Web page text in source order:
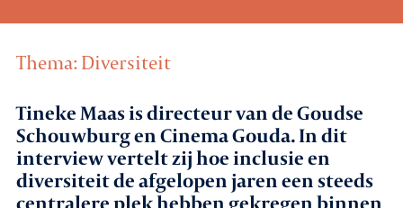
Netwerk & service
Lid worden
Thema: Diversiteit
Tineke Maas is directeur van de Goudse
Schouwburg en Cinema Gouda.In dit
interview vertelt zij hoe inclusie en
diversiteit de afgelopen jaren een steeds
centralere plek hebben gekregen binnen